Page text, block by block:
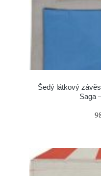
Šedý látkový
Saga